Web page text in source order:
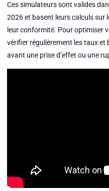
Ces simulateurs sont valides
2026 et basent leurs calculs sur
leur conformité. Pour optimiser
vérifier régulièrement les taux et
avant une prise d’effet ou une